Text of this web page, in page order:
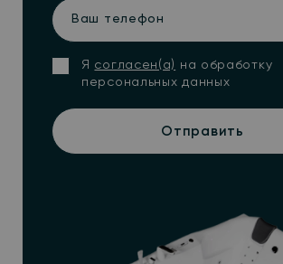
Ваш
телефон
Я согласен(а) на обработку
персональных данных
Отправить